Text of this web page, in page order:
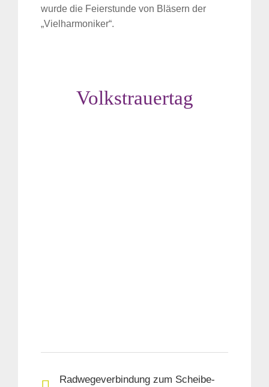
wurde die Feierstunde von Bläsern der
„Vielharmoniker“.
Volkstrauertag
Radwegeverbindung zum Scheibe-